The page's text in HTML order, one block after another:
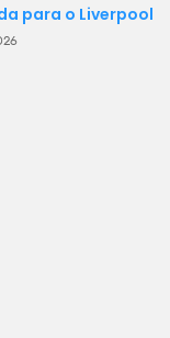
para o Liverpool